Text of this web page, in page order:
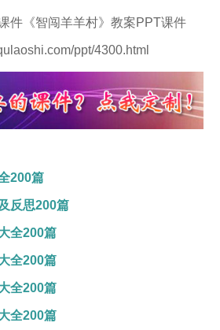
件《智闯羊羊村》教案PPT课件
ppt/4300.html
200篇
反思200篇
全200篇
全200篇
全200篇
全200篇